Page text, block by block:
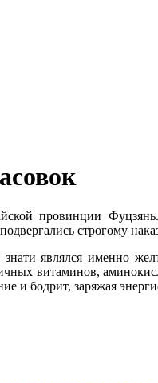
провинции
строгому
являлся именно
витаминов,
и бодрит, заряжая